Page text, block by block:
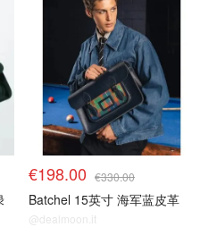
€198.00 €330.00
Batchel 15英寸 海军蓝皮革
@dealmoon.it